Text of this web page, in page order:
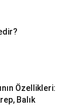
Özellikleri:
Balık